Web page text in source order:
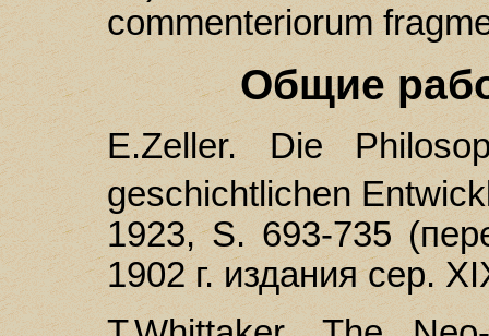
commenteriorum
Общие
Е.Zеller. Die
geschichtlichen
1923, S. 693-735
1902 г. издания сер.